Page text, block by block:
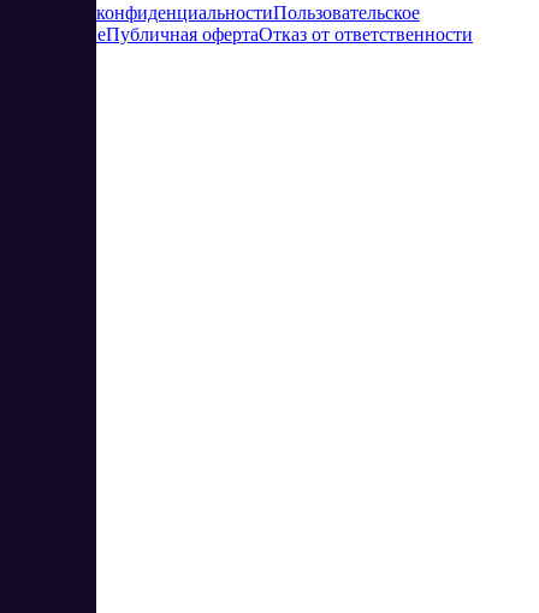
Политика конфиденциальностиПользовательское
соглашениеПубличная офертаОтказ от ответственности